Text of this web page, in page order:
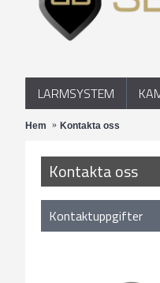
LARMSYSTEM
Hem Kontakta oss
Kontakta oss
Kontaktuppgifter